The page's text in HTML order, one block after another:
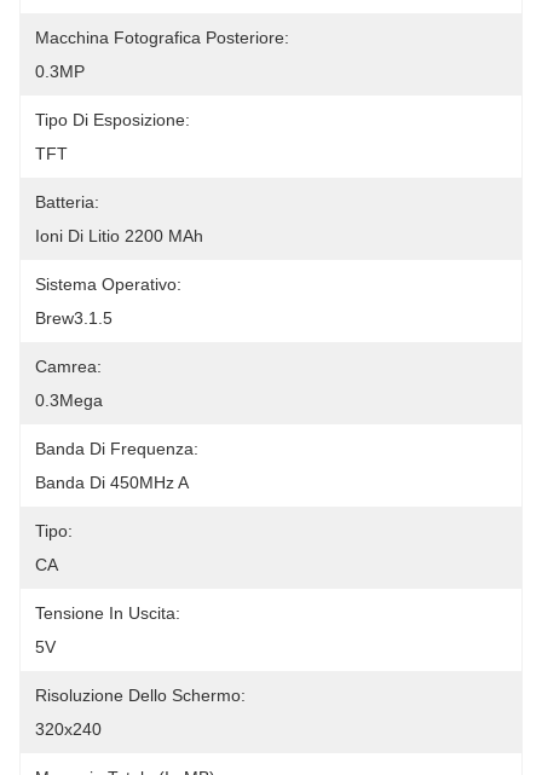
Macchina Fotografica Posteriore:
0.3MP
Tipo Di Esposizione:
TFT
Batteria:
Ioni Di Litio 2200 MAh
Sistema Operativo:
Brew3.1.5
Camrea:
0.3Mega
Banda Di Frequenza:
Banda Di 450MHz A
Tipo:
CA
Tensione In Uscita:
5V
Risoluzione Dello Schermo:
320x240